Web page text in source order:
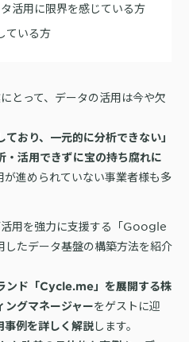
を両立するコマースメディア構築・
ユーザー分析
セッションリプレイ
MA（マーケティングオートメー
ション）
マルチチャネル配信
一覧を見る
えるために。「進研ゼミ」のベネッ
、お客様の期待に合わせた体験設計
却。丸井がKARTEで築いたリピート
方法もご紹介
AI分析入門
たデータを起点に、AIを活用した分
マーケター自身で分析からアクショ
考え方」と、BIプロダクト
の進め方をお伝えします。
料
の顧客データ活用と事例集のセット
ALPHA」
活用に限界を感じている方
ている方
とって、データの活用は今や欠
ており、一元的に分析できない」
・活用できずに宝の持ち腐れに
が進められていない事業者様も多
用を強力に支援する「Google
たデータ基盤の構築方法を紹介
ンド「Cycle.me」を展開する株
ングマネージャーをゲストに迎
例を詳しく解説